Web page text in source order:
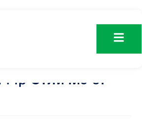
Пипс ? Расчет
Pip Отличие от